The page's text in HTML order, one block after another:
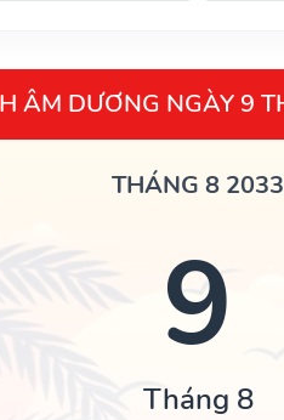
ÂM DƯƠNG NGÀY 9
THÁNG 8 2033
9
Tháng 8